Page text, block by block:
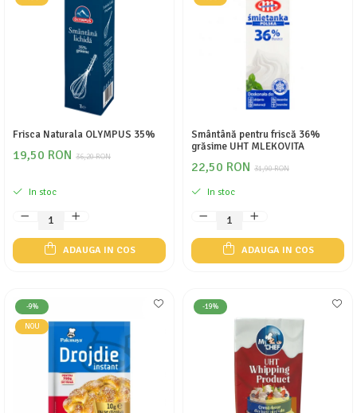
Frisca Naturala OLYMPUS 35%
36,20 RON
19,50 RON
In stoc
ADAUGA IN COS
Smântână pentru friscă 36%
grăsime UHT MLEKOVITA
31,90 RON
22,50 RON
In stoc
ADAUGA IN COS
-9%
NOU
-19%